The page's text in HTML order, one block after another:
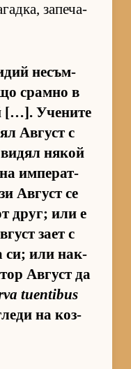
за­пе­ча­
не­съм­
срамно в
[…]. Уче­ните
Ав­густ с
ня­кой
им­пе­рат­
Ав­густ се
друг; или е
зает с
си; или нак­
Ав­густ да
tuentibus
на коз­